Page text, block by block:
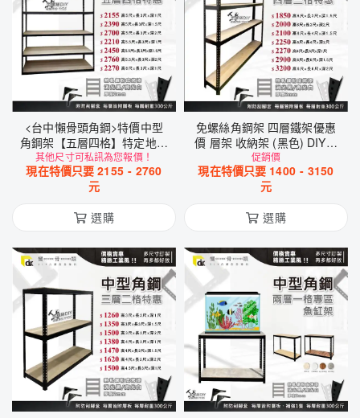
<台中懶骨頭角鋼>特價中型
角鋼架【五層四格】特定地區
免運 免螺絲角鋼 工業風 魚缸
架 置物架 DIY 簡單拆裝 贈角
鋼
其他尺寸可私訊為您報價！
現在特價只要2155 - 2760
元
選購
免螺絲角鋼架 四層鐵架優惠
價 層架 收納架 (黑色) DIY工
業風鋼架
促銷價
現在特價只要 1400 - 3150
元
選購